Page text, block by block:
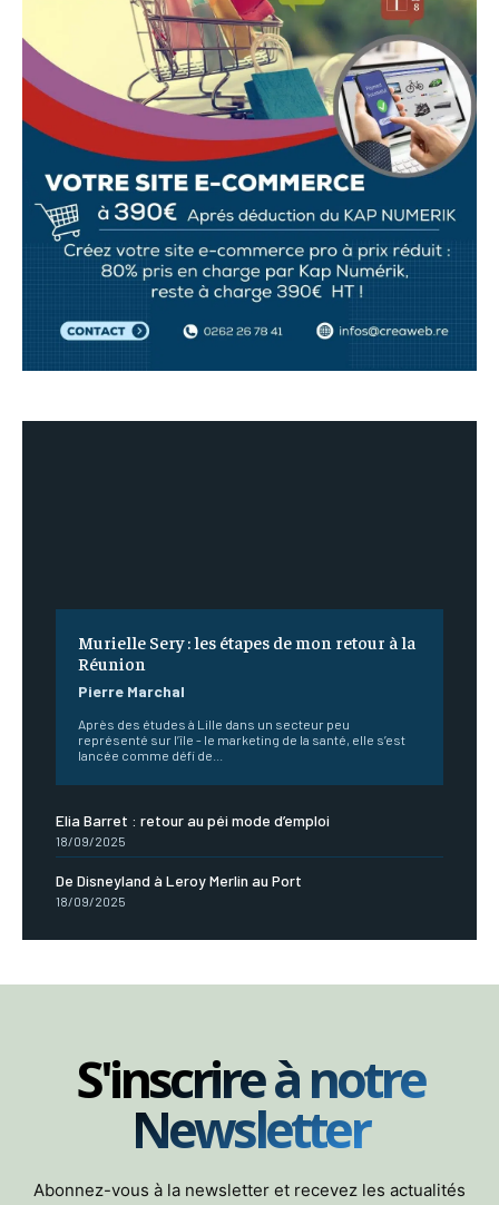
Murielle Sery : les étapes de mon retour à la
Réunion
Pierre Marchal
Après des études à Lille dans un secteur peu
représenté sur l’île - le marketing de la santé, elle s’est
lancée comme défi de...
Elia Barret : retour au péi mode d’emploi
18/09/2025
De Disneyland à Leroy Merlin au Port
18/09/2025
S'inscrire à notre
Newsletter
Abonnez-vous à la newsletter et recevez les actualités